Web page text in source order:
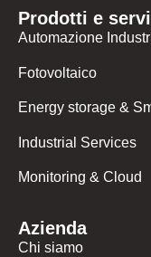
Prodotti e
Automazione
Fotovoltaico
Energy storage &
Industrial Services
Monitoring & Cloud
Azienda
Chi siamo